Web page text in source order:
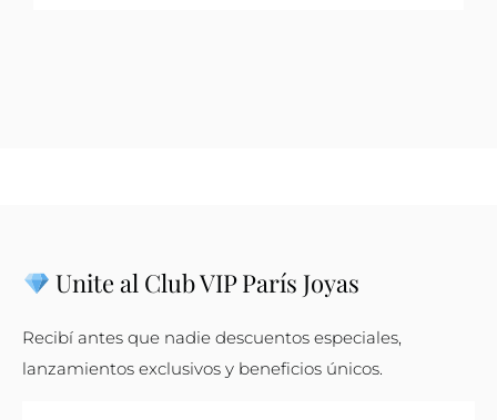
Unite al Club VIP París Joyas
Recibí antes que nadie descuentos especiales,
lanzamientos exclusivos y beneficios únicos.